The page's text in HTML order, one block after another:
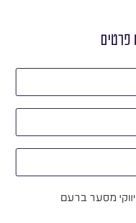
פרטים
מסער ברעם